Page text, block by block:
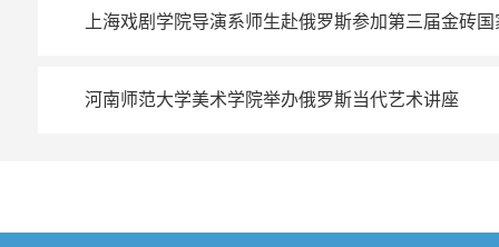
上海戏剧学院导演系师生赴俄罗斯参加第三届金砖
河南师范大学美术学院举办俄罗斯当代艺术讲座